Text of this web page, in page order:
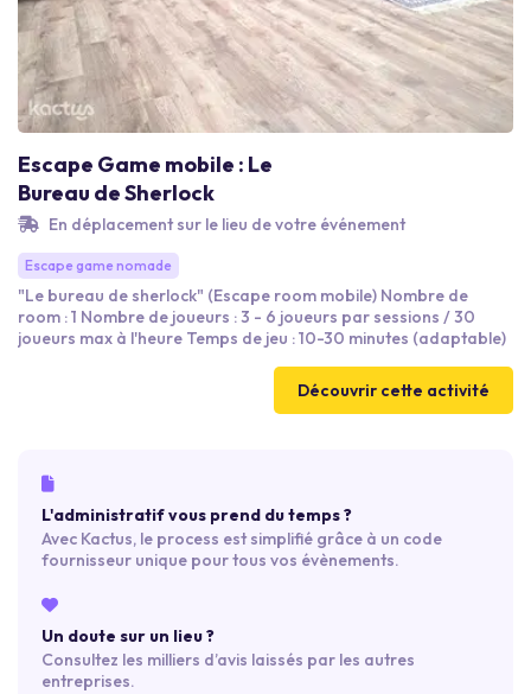
Escape Game mobile : Le
Bureau de Sherlock
En déplacement sur le lieu de votre événement
Escape game nomade
"Le bureau de sherlock" (Escape room mobile) Nombre de
room : 1 Nombre de joueurs : 3 - 6 joueurs par sessions / 30
joueurs max à l'heure Temps de jeu : 10-30 minutes (adaptable)
Découvrir cette activité
L'administratif vous prend du temps ?
Avec Kactus, le process est simplifié grâce à un code
fournisseur unique pour tous vos évènements.
Un doute sur un lieu ?
Consultez les milliers d’avis laissés par les autres
entreprises.